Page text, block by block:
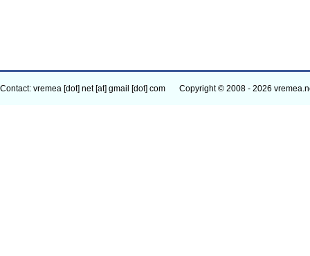
Contact: vremea [dot] net [at] gmail [dot] com Copyright © 2008 - 2026